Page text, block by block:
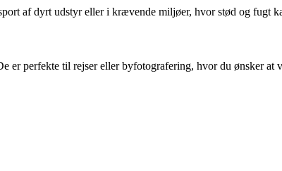
af dyrt udstyr eller i krævende miljøer, hvor stød og fugt
er perfekte til rejser eller byfotografering, hvor du ønsker at